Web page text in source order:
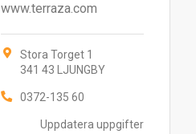
Uppdatera uppgifter
www.terraza.com
Stora Torget 1
341 43 LJUNGBY
0372-135 60